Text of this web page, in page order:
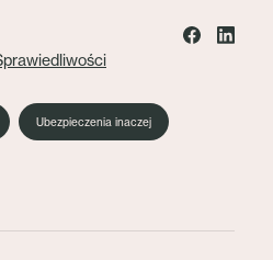
Ubezpieczenia inaczej